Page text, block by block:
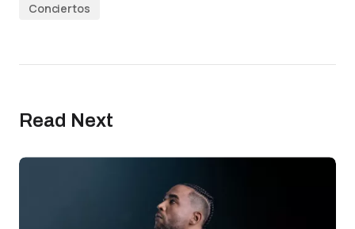
Conciertos
Read Next